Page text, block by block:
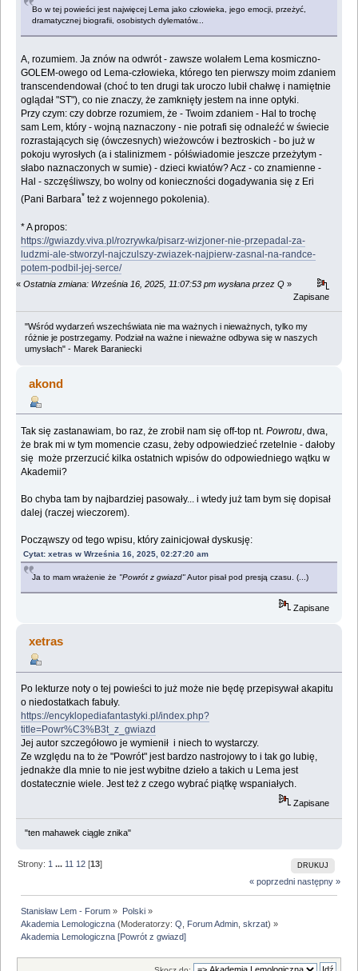
Bo w tej powieści jest najwięcej Lema jako człowieka, jego emocji, przeżyć,
dramatycznej biografii, osobistych dylematów...
A, rozumiem. Ja znów na odwrót - zawsze wolałem Lema kosmiczno-
GOLEM-owego od Lema-człowieka, którego ten pierwszy moim zdaniem
transcendendował (choć to ten drugi tak uroczo lubił chałwę i namiętnie
oglądał "ST"), co nie znaczy, że zamknięty jestem na inne optyki.
Przy czym: czy dobrze rozumiem, że - Twoim zdaniem - Hal to trochę
sam Lem, który - wojną naznaczony - nie potrafi się odnaleźć w świecie
rozrastających się (ówczesnych) wieżowców i beztroskich - bo już w
pokoju wyrosłych (a i stalinizmem - półświadomie jeszcze przeżytym -
słabo naznaczonych w sumie) - dzieci kwiatów? Acz - co znamienne -
Hal - szczęśliwszy, bo wolny od konieczności dogadywania się z Eri
(Pani Barbara* też z wojennego pokolenia).
* A propos:
https://gwiazdy.viva.pl/rozrywka/pisarz-wizjoner-nie-przepadal-za-
ludzmi-ale-stworzyl-najczulszy-zwiazek-najpierw-zasnal-na-randce-
potem-podbil-jej-serce/
« Ostatnia zmiana: Września 16, 2025, 11:07:53 pm wysłana przez Q »
Zapisane
"Wśród wydarzeń wszechświata nie ma ważnych i nieważnych, tylko my
różnie je postrzegamy. Podział na ważne i nieważne odbywa się w naszych
umysłach" - Marek Baraniecki
akond
Tak się zastanawiam, bo raz, że zrobił nam się off-top nt.Powrotu, dwa,
że brak mi w tym momencie czasu, żeby odpowiedzieć rzetelnie - dałoby
się może przerzucić kilka ostatnich wpisów do odpowiedniego wątku w
Akademii?
Bo chyba tam by najbardziej pasowały... i wtedy już tam bym się dopisał
dalej (raczej wieczorem).
Począwszy od tego wpisu, który zainicjował dyskusję:
Cytat: xetras w Września 16, 2025, 02:27:20 am
Ja to mam wrażenie że "Powrót z gwiazd"Autor pisał pod presją czasu. (...)
Zapisane
xetras
Po lekturze noty o tej powieści to już może nie będę przepisywał akapitu
o niedostatkach fabuły.
https://encyklopediafantastyki.pl/index.php?
title=Powr%C3%B3t_z_gwiazd
Jej autor szczegółowo je wymienił i niech to wystarczy.
Ze względu na to że "Powrót" jest bardzo nastrojowy to i tak go lubię,
jednakże dla mnie to nie jest wybitne dzieło a takich u Lema jest
dostatecznie wiele. Jest też z czego wybrać piątkę wspaniałych.
Zapisane
"ten mahawek ciągle znika"
DRUKUJ
Strony: 1 ... 11 12 [13]
« poprzedni następny »
Stanisław Lem - Forum » Polski»
Akademia Lemologiczna (Moderatorzy:Q Forum Admin ,skrzat) »
Akademia Lemologiczna [Powrót z gwiazd]